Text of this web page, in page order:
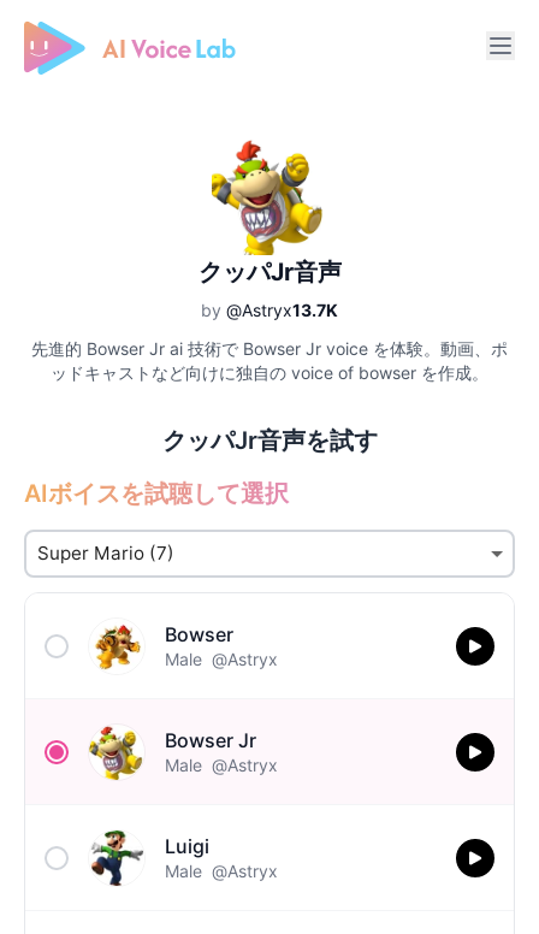
Free AI Cover & AI Voice Over
クッパJr音声
by @Astryx13.7K
先進的 Bowser Jr ai 技術で Bowser Jr voice を体験。動画、ポ
ッドキャストなど向けに独自の voice of bowser を作成。
クッパJr音声を試す
AIボイスを試聴して選択
Bowser
Male @Astryx
Bowser Jr
Male @Astryx
Luigi
Male @Astryx